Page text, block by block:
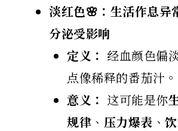
淡红色🌸：生活作息异
分泌受影响
定义： 经血颜色偏
点像稀释的番茄汁。
意义： 这可能是你
规律 、 压力爆表 、